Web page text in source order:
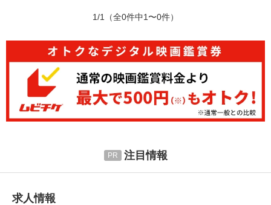
1/1 （全0件中1〜0件）
注目情報
求人情報